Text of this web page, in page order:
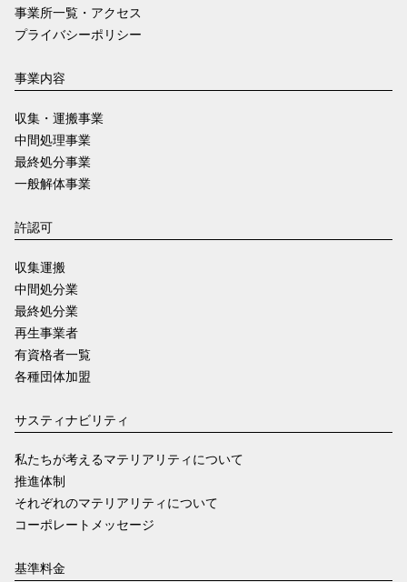
事業所一覧・アクセス
プライバシーポリシー
事業内容
収集・運搬事業
中間処理事業
最終処分事業
一般解体事業
許認可
収集運搬
中間処分業
最終処分業
再生事業者
有資格者一覧
各種団体加盟
サスティナビリティ
私たちが考えるマテリアリティについて
推進体制
それぞれのマテリアリティについて
コーポレートメッセージ
基準料金